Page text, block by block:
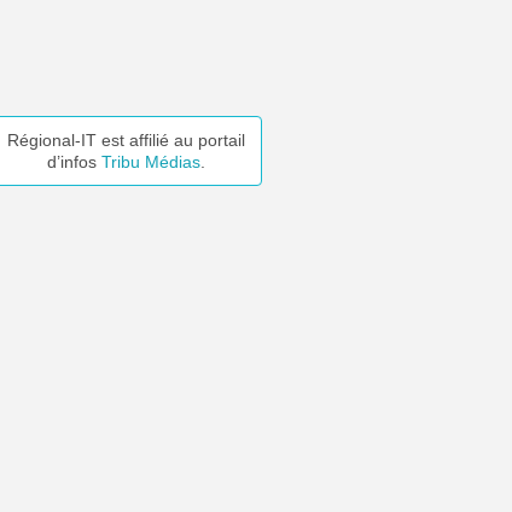
Régional-IT est affilié au portail
d’infos Tribu Médias